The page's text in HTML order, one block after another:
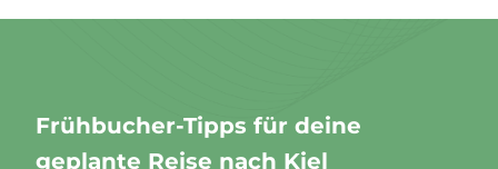
Frühbucher-Tipps für deine
geplante Reise nach Kiel